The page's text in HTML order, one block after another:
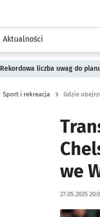
Aktualności
Rekordowa liczba uwag do
Sport i rekreacja Gdzie
we
Data
27.05.2025
Kliknij, aby